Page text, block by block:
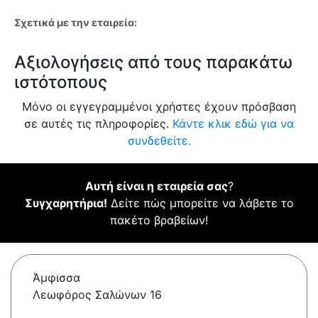
Σχετικά με την εταιρεία:
Αξιολογήσεις από τους παρακάτω
ιστότοπους
Μόνο οι εγγεγραμμένοι χρήστες έχουν πρόσβαση
σε αυτές τις πληροφορίες. Κάντε κλικ εδώ για να
συνδεθείτε.
Αυτή είναι η εταιρεία σας?
Συγχαρητήρια! Δείτε πώς μπορείτε να λάβετε το
πακέτο βραβείων!
Άμφισσα
Λεωφόρος Σαλώνων 16